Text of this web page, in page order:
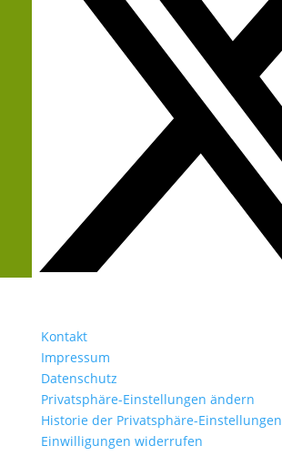
Kontakt
Impressum
Datenschutz
Privatsphäre-Einstellungen ändern
Historie der Privatsphäre-Einstellungen
Einwilligungen widerrufen